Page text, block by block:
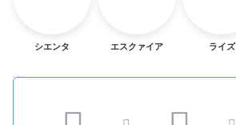
シエンタ エスクァイア ライズ